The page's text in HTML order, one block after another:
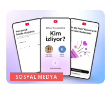
SOSYAL MEDYA